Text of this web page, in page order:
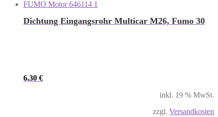
Dichtung Eingangsrohr Multicar M26, Fumo 30
6,30 €
inkl. 19 % MwSt.
zzgl. Versandkosten